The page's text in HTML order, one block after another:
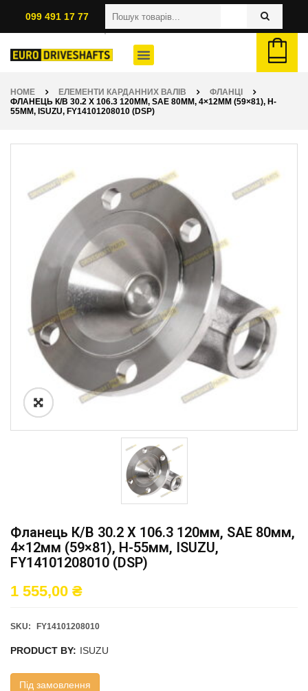
099 491 17 77
HOME ЕЛЕМЕНТИ КАРДАННИХ ВАЛІВ
ФЛАНЦІ
ФЛАНЕЦЬ К/В 30.2 X 106.3 120ММ, SAE 80ММ, 4×12ММ (59×81), H-
55ММ, ISUZU, FY14101208010 (DSP)
Фланець К/в 30.2 X 106.3 120мм, SAE 80мм,
4×12мм (59×81), H-55мм, ISUZU,
FY14101208010 (DSP)
1 555,00 ₴
SKU: FY14101208010
PRODUCT BY: ISUZU
Під замовлення